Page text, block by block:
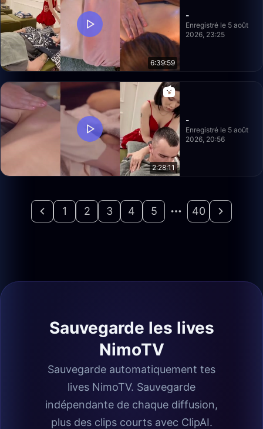
6:39:59
-
Enregistré le 5 août
2026, 23:25
2:28:11
-
Enregistré le 5 août
2026, 20:56
1 2 3 4 5 40
Sauvegarde les lives
NimoTV
Sauvegarde automatiquement tes
lives NimoTV. Sauvegarde
indépendante de chaque diffusion,
plus des clips courts avec ClipAI.